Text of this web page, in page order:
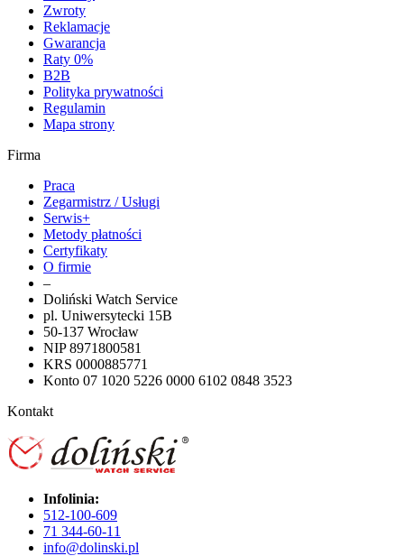
Zwroty
Reklamacje
Gwarancja
Raty 0%
B2B
Polityka prywatności
Regulamin
Mapa strony
Firma
Praca
Zegarmistrz / Usługi
Serwis+
Metody płatności
Certyfikaty
O firmie
–
Doliński Watch Service
pl. Uniwersytecki 15B
50-137 Wrocław
NIP 8971800581
KRS 0000885771
Konto 07 1020 5226 0000 6102 0848 3523
Kontakt
Infolinia:
512-100-609
71 344-60-11
info@dolinski.pl